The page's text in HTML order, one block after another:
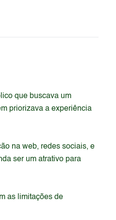
que buscava um
priorizava a experiência
na web, redes sociais, e
ser um atrativo para
as limitações de